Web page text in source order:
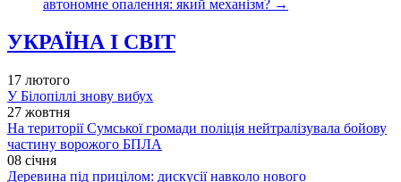
автономне опалення: який механізм? →
УКРАЇНА І СВІТ
17 лютого
У Білопіллі знову вибух
27 жовтня
На території Сумської громади поліція нейтралізувала бойову
частину ворожого БПЛА
08 січня
Деревина під прицілом: дискусії навколо нового